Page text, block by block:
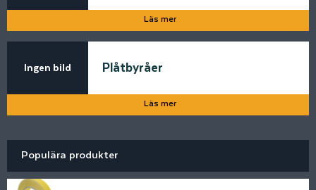
Läs mer
Ingen bild Plåtbyråer
Läs mer
Populära produkter